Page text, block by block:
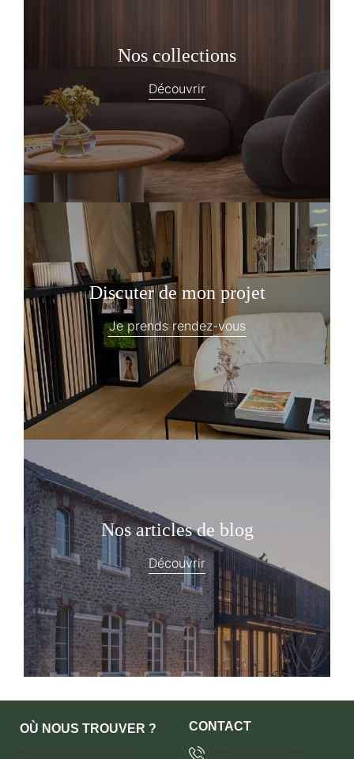
Nos collections
Découvrir
Discuter de mon projet
Je prends rendez-vous
Nos articles de blog
Découvrir
OÙ NOUS TROUVER ?
CONTACT